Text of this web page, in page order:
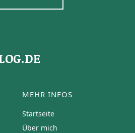
MEHR INFOS
Startseite
Über mich